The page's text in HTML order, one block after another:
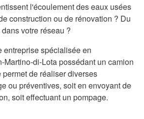
l'écoulement des eaux usées
construction ou de rénovation ? Du
votre réseau ?
entreprise spécialisée en
Martino-di-Lota possédant un camion
de réaliser diverses
ou préventives, soit en envoyant de
soit effectuant un pompage.